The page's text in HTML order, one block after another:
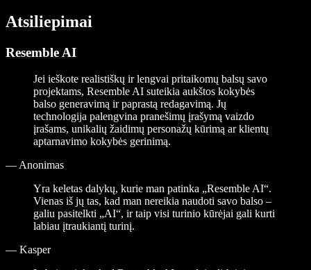
Atsiliepimai
Resemble AI
Jei ieškote realistiškų ir lengvai pritaikomų balsų savo
projektams, Resemble AI suteikia aukštos kokybės
balso generavimą ir paprastą redagavimą. Jų
technologija palengvina pranešimų įrašymą vaizdo
įrašams, unikalių žaidimų personažų kūrimą ar klientų
aptarnavimo kokybės gerinimą.
— Anonimas
Yra keletas dalykų, kurie man patinka „Resemble AI“.
Vienas iš jų tas, kad man nereikia naudoti savo balso –
galiu pasitelkti „AI“, ir taip visi turinio kūrėjai gali kurti
labiau įtraukiantį turinį.
— Kasper